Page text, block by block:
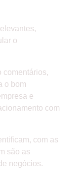
o
comentários,
o bom
e
com
com as
são as
negócios.